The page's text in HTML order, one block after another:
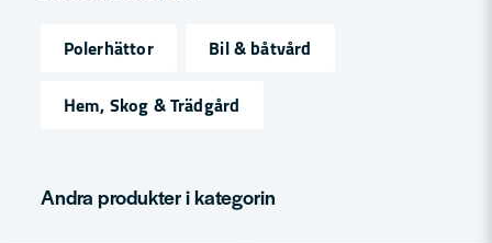
Namn
Polerhättor
Bil & båtvård
Hem, Skog & Trädgård
Andra produkter i kategorin